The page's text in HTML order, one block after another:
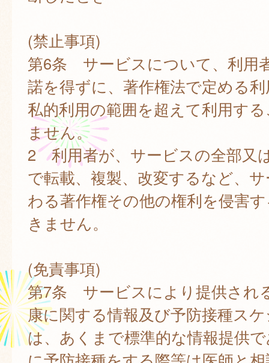
(禁止事項)
第6条 サービスについて、利用
諾を得ずに、著作権法で定める
私的利用の範囲を超えて利用す
ません。
2 利用者が、サービスの全部又
で転載、複製、改変するなど、
わる著作権その他の権利を侵害
きません。
(免責事項)
第7条 サービスにより提供され
康に関する情報及び予防接種ス
は、あくまで標準的な情報提供